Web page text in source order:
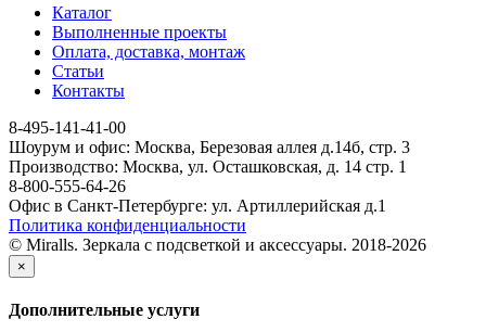
Каталог
Выполненные проекты
Оплата, доставка, монтаж
Статьи
Контакты
8-495-141-41-00
Шоурум и офис: Москва, Березовая аллея д.14б, стр. 3
Производство: Москва, ул. Осташковская, д. 14 стр. 1
8-800-555-64-26
Офис в Санкт-Петербурге: ул. Артиллерийская д.1
Политика конфиденциальности
© Miralls. Зеркала с подсветкой и аксессуары. 2018-2026
×
Дополнительные услуги